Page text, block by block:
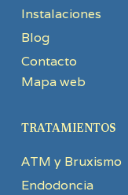
Instalaciones
Blog
Contacto
Mapa web
TRATAMIENTOS
ATM y Bruxismo
Endodoncia